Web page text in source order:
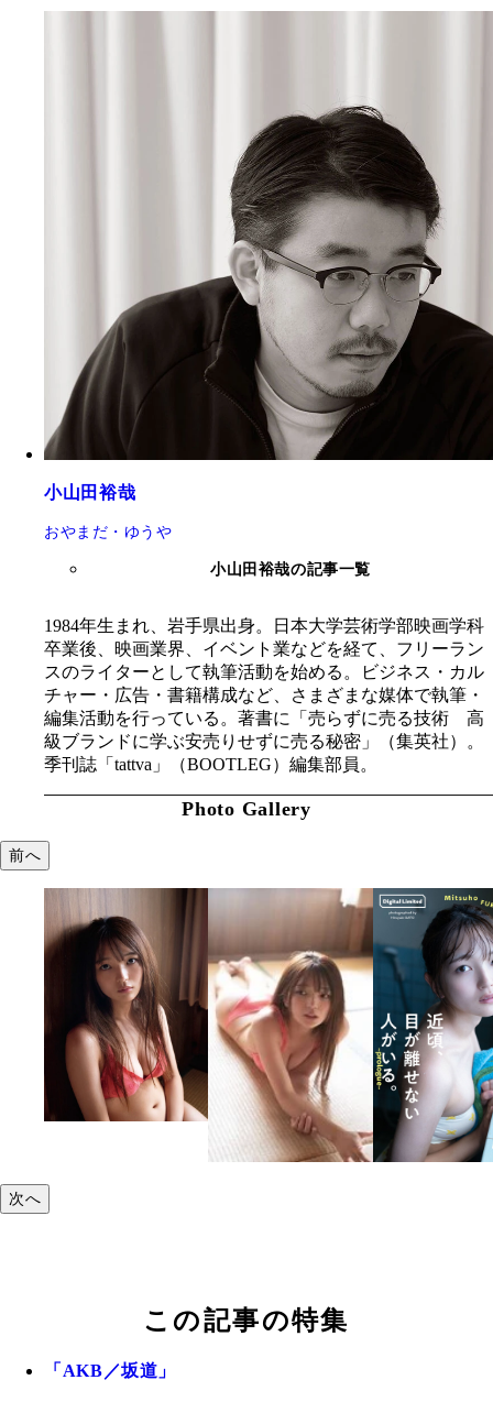
小山田裕哉
おやまだ・ゆうや
小山田裕哉の記事一覧
1984年生まれ、岩手県出身。日本大学芸術学部映画学科
卒業後、映画業界、イベント業などを経て、フリーラン
スのライターとして執筆活動を始める。ビジネス・カル
チャー・広告・書籍構成など、さまざまな媒体で執筆・
編集活動を行っている。著書に「売らずに売る技術 高
級ブランドに学ぶ安売りせずに売る秘密」（集英社）。
季刊誌「tattva」（BOOTLEG）編集部員。
Photo Gallery
前へ
次へ
この記事の特集
「AKB／坂道」